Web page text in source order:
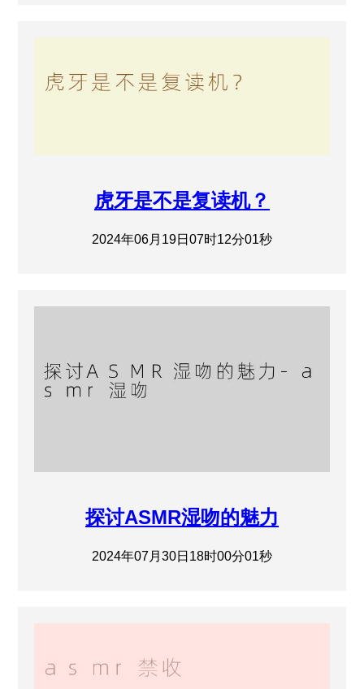
虎牙是不是复读机？
2024年06月19日07时12分01秒
探讨ASMR湿吻的魅力
2024年07月30日18时00分01秒